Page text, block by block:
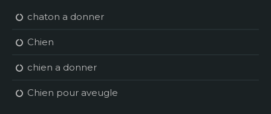
chaton a donner
Chien
chien a donner
Chien pour aveugle